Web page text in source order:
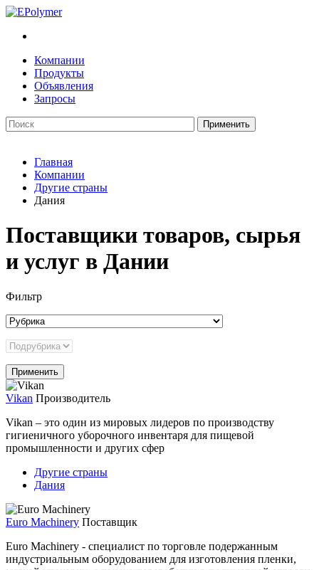
Компании
Продукты
Объявления
Запросы
Главная
Компании
Другие страны
Дания
Поставщики товаров, сырья
и услуг в Дании
Фильтр
Vikan Производитель
Vikan – это один из мировых лидеров по производству
гигиеничного уборочного инвентаря для пищевой
промышленности и других сфер
Другие страны
Дания
Euro Machinery Поставщик
Euro Machinery - специалист по торговле подержанным
индустриальным оборудованием для изготовления пленки,